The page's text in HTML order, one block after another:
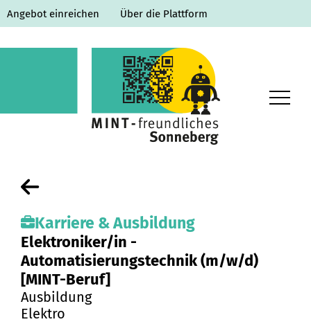
Angebot einreichen Über die Plattform
Ausbildung & Studium
Veranstaltungen
Karriere & Ausbildung
Elektroniker/in -
Automatisierungstechnik (m/w/d)
[MINT-Beruf]
Ausbildung
Elektro